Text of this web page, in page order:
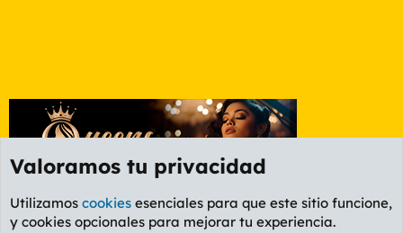
Etiquetas
Valoramos tu privacidad
Utilizamos cookies esenciales para que este sitio funcione,
y cookies opcionales para mejorar tu experiencia.